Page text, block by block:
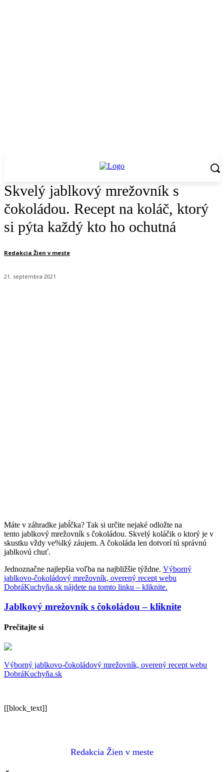
Skvelý jablkový mrežovník s
čokoládou. Recept na koláč, ktorý
si pýta každý kto ho ochutná
Redakcia Žien v meste
21. septembra 2021
Máte v záhradke jabĺčka? Tak si určite nejaké odložte na
tento jablkový mrežovník s čokoládou. Skvelý koláčik o ktorý je v
skustku vždy ve%lký záujem. A čokoláda len dotvorí tú správnú
jablkovú chuť.
Jednoznačne najlepšia voľba na najbližšie týždne. Výborný
jablkovo-čokoládový mrežovník, overený recept webu
DobráKuchyňa.sk nájdete na tomto linku – kliknite.
Jablkový mrežovník s čokoládou – kliknite
Prečítajte si
Výborný jablkovo-čokoládový mrežovník, overený recept webu
DobráKuchyňa.sk
[[block_text]]
Redakcia Žien v meste